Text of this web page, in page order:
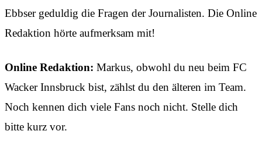
Ebbser geduldig die Fragen der Journalisten. Die Online
Redaktion hörte aufmerksam mit!
Online Redaktion: Markus, obwohl du neu beim FC
Wacker Innsbruck bist, zählst du den älteren im Team.
Noch kennen dich viele Fans noch nicht. Stelle dich
bitte kurz vor.